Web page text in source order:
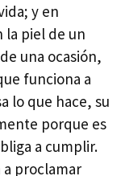
y en
la piel de un
una ocasión,
funciona a
lo que hace, su
porque es
a cumplir.
a proclamar